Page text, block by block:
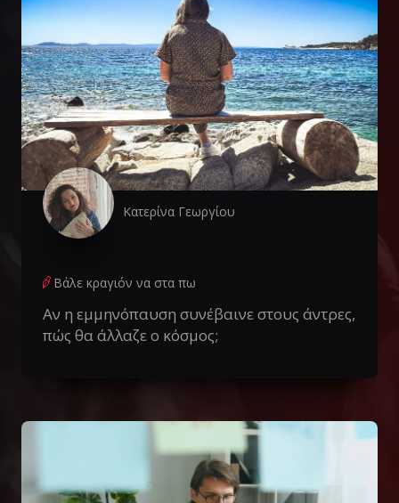
Κατερίνα Γεωργίου
Βάλε κραγιόν να στα πω
Αν η εμμηνόπαυση συνέβαινε στους άντρες,
πώς θα άλλαζε ο κόσμος;